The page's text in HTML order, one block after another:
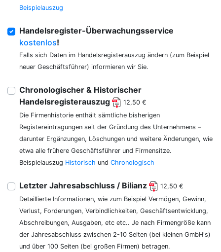
Beispielauszug
Handelsregister-Überwachungsservice
kostenlos!
Falls sich Daten im Handelsregisterauszug ändern (zum Beispiel
neuer Geschäftsführer) informieren wir Sie.
Chronologischer & Historischer
Handelsregisterauszug
12,50 €
Die Firmenhistorie enthält sämtliche bisherigen
Registereintragungen seit der Gründung des Unternehmens –
darunter Ergänzungen, Löschungen und weitere Änderungen, wie
etwa alle frühere Geschäftsführer und Firmensitze.
Beispielauszug Historisch und Chronologisch
Letzter Jahresabschluss / Bilianz
12,50 €
Detaillierte Informationen, wie zum Beispiel Vermögen, Gewinn,
Verlust, Forderungen, Verbindlichkeiten, Geschäftsentwicklung,
Abschreibungen, Ausgaben, etc etc.. Je nach Firmengröße kann
der Jahresabschluss zwischen 2-10 Seiten (bei kleinen GmbH's)
und über 100 Seiten (bei großen Firmen) betragen.